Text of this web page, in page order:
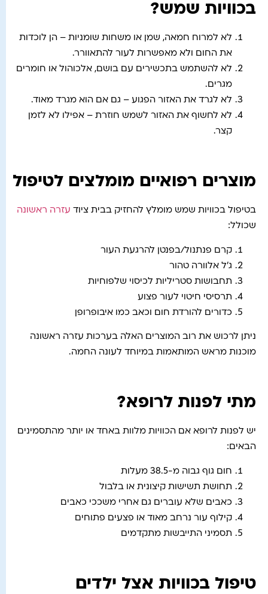
בכוויות שמש?
לא למרוח חמאה, שמן או משחות שומניות – הן לוכדות
את החום ולא מאפשרות לעור להתאוורר.
לא להשתמש בתכשירים עם בושם, אלכוהול או חומרים
מגרים.
לא לגרד את האזור הפגוע – גם אם הוא מגרד מאוד.
לא לחשוף את האזור לשמש חוזרת – אפילו לא לזמן
קצר.
מוצרים רפואיים מומלצים לטיפול
בטיפול בכוויות שמש מומלץ להחזיק בבית ציוד עזרה ראשונה
שכולל:
קרם פנתנול/בפנטן להרגעת העור
ג’ל אלוורה טהור
תחבושות סטריליות לכיסוי שלפוחיות
תרסיסי חיטוי לעור פצוע
כדורים להורדת חום וכאב כמו איבופרופן
ניתן לרכוש את רוב המוצרים האלה בערכות עזרה ראשונה
מוכנות מראש המותאמות במיוחד לעונה החמה.
מתי לפנות לרופא?
יש לפנות לרופא אם הכוויות מלוות באחד או יותר מהתסמינים
הבאים:
חום גוף גבוה מ-38.5 מעלות
תחושת תשישות קיצונית או בלבול
כאבים שלא עוברים גם אחרי משככי כאבים
קילוף עור נרחב מאוד או פצעים פתוחים
תסמיני התייבשות מתקדמים
טיפול בכוויות אצל ילדים